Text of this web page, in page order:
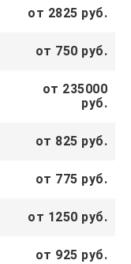
от 2825 руб.
от 750 руб.
от 235000
руб.
от 825 руб.
от 775 руб.
от 1250 руб.
от 925 руб.